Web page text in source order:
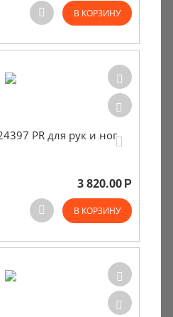
В КОРЗИНУ
PR для рук и ног
3 820.00 Р
В КОРЗИНУ